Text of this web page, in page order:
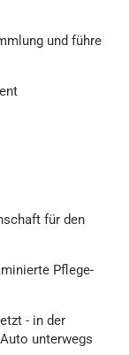
und führe
für den
Pflege-
- in der
unterwegs